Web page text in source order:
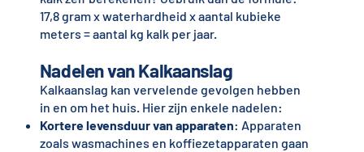
17,8 gram x waterhardheid x aantal kubieke
meters = aantal kg kalk per jaar.
Nadelen van Kalkaanslag
Kalkaanslag kan vervelende gevolgen hebben
in en om het huis. Hier zijn enkele nadelen:
Kortere levensduur van apparaten: Apparaten
zoals wasmachines en koffiezetapparaten gaan